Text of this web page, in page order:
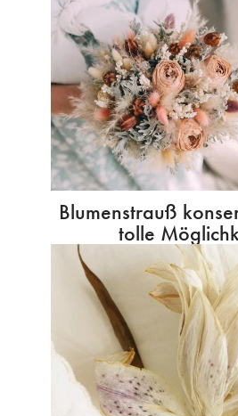
Blumenstrauß
tolle